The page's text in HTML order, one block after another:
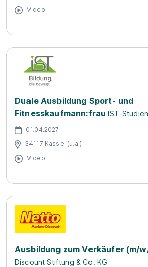
Video
Duale Ausbildung Sport- und
Fitnesskaufmann:frau IST-
01.04.2027
34117 Kassel (u.a.)
Video
Ausbildung zum Verkäufer (m/
Discount Stiftung & Co. KG